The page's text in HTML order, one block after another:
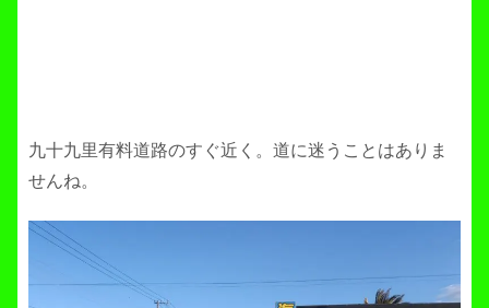
九十九里有料道路のすぐ近く。道に迷うことはありま
せんね。